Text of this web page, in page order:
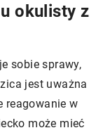
okulisty z
sobie sprawy,
jest uważna
reagowanie w
może mieć